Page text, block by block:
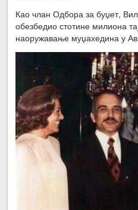
Као члан Одбора за буџет,
обезбедио стотине милиона
наоружавање муџахедина у